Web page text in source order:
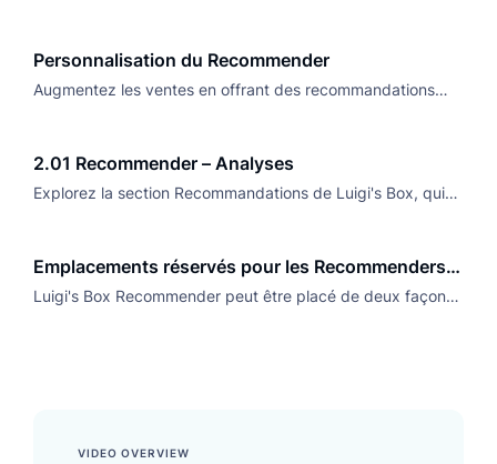
Personnalisation du Recommender
Augmentez les ventes en offrant des recommandations
2.01 Recommender – Analyses
Explorez la section Recommandations de Luigi's Box, qui
Emplacements réservés pour les Recommenders
Luigi’s Box
Luigi's Box Recommender peut être placé de deux façons
VIDEO OVERVIEW